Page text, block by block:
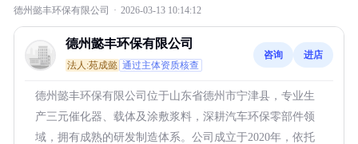
德州懿丰环保有限公司 · 2026-03-13 10:14:12
德州懿丰环保有限公司
法人:苑成懿 通过主体资质核查
咨询 进店
德州懿丰环保有限公司位于山东省德州市宁津县，专业生
产三元催化器、载体及涂敷浆料，深耕汽车环保零部件领
域，拥有成熟的研发制造体系。公司成立于2020年，依托